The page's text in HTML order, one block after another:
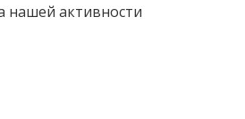
нашей активности